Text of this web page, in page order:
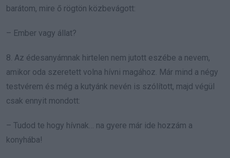
barátom, mire ő rögtön közbevágott:
– Ember vagy állat?
8. Az édesanyámnak hirtelen nem jutott eszébe a nevem,
amikor oda szeretett volna hívni magához. Már mind a négy
testvérem és még a kutyánk nevén is szólított, majd végül
csak ennyit mondott:
– Tudod te hogy hívnak… na gyere már ide hozzám a
konyhába!